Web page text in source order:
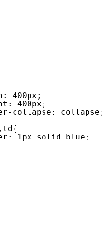
400px;
400px;
collapse:
1px solid blue;